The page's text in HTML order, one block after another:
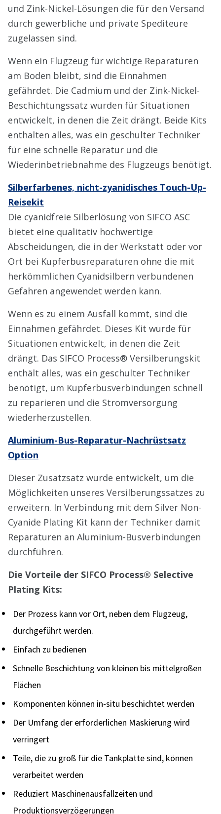
und Zink-Nickel-Lösungen die für den Versand
durch gewerbliche und private Spediteure
zugelassen sind.
Wenn ein Flugzeug für wichtige Reparaturen
am Boden bleibt, sind die Einnahmen
gefährdet. Die Cadmium und der Zink-Nickel-
Beschichtungssatz wurden für Situationen
entwickelt, in denen die Zeit drängt. Beide Kits
enthalten alles, was ein geschulter Techniker
für eine schnelle Reparatur und die
Wiederinbetriebnahme des Flugzeugs benötigt.
Silberfarbenes, nicht-zyanidisches Touch-Up-
Reisekit
Die cyanidfreie Silberlösung von SIFCO ASC
bietet eine qualitativ hochwertige
Abscheidungen, die in der Werkstatt oder vor
Ort bei Kupferbusreparaturen ohne die mit
herkömmlichen Cyanidsilbern verbundenen
Gefahren angewendet werden kann.
Wenn es zu einem Ausfall kommt, sind die
Einnahmen gefährdet. Dieses Kit wurde für
Situationen entwickelt, in denen die Zeit
drängt. Das SIFCO Process® Versilberungskit
enthält alles, was ein geschulter Techniker
benötigt, um Kupferbusverbindungen schnell
zu reparieren und die Stromversorgung
wiederherzustellen.
Aluminium-Bus-Reparatur-Nachrüstsatz
Option
Dieser Zusatzsatz wurde entwickelt, um die
Möglichkeiten unseres Versilberungssatzes zu
erweitern. In Verbindung mit dem Silver Non-
Cyanide Plating Kit kann der Techniker damit
Reparaturen an Aluminium-Busverbindungen
durchführen.
Die Vorteile der SIFCO Process® Selective
Plating Kits:
Der Prozess kann vor Ort, neben dem Flugzeug,
durchgeführt werden.
Einfach zu bedienen
Schnelle Beschichtung von kleinen bis mittelgroßen
Flächen
Komponenten können in-situ beschichtet werden
Der Umfang der erforderlichen Maskierung wird
verringert
Teile, die zu groß für die Tankplatte sind, können
verarbeitet werden
Reduziert Maschinenausfallzeiten und
Produktionsverzögerungen